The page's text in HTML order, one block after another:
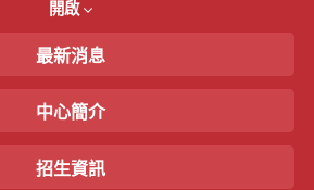
開啟
最新消息
中心簡介
招生資訊